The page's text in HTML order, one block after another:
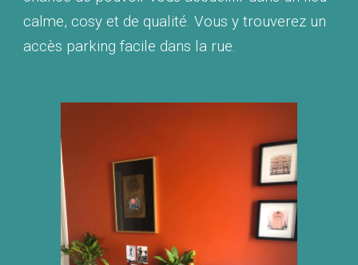
calme, cosy et de qualité. Vous y trouverez un
accès parking facile dans la rue.